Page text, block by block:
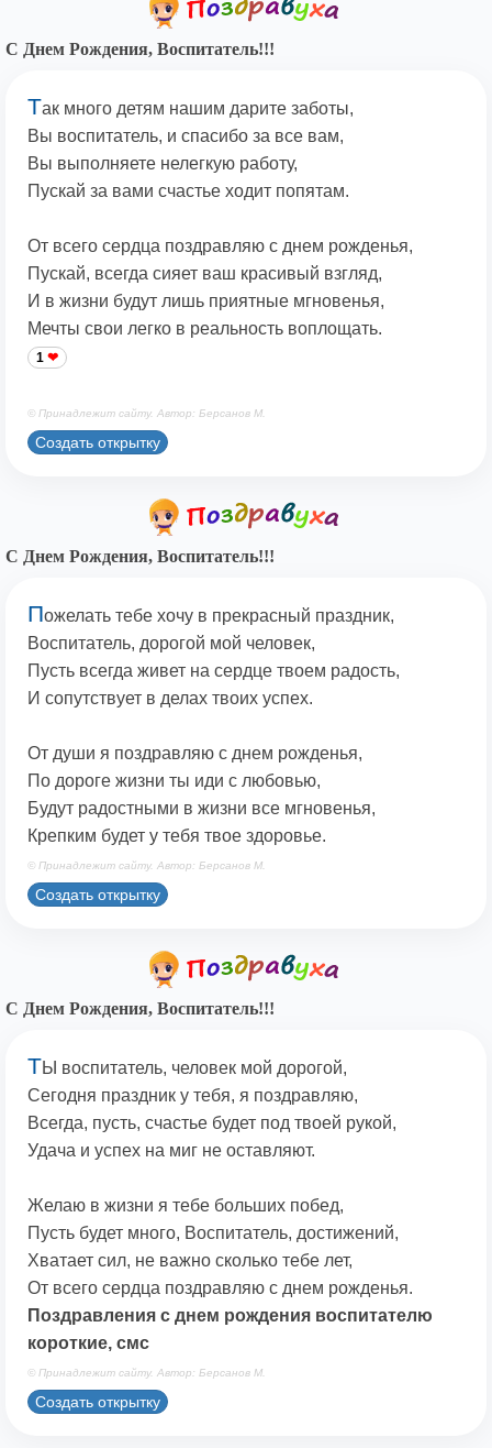
С Днем Рождения, Воспитатель!!!
Так много детям нашим дарите заботы,
Вы воспитатель, и спасибо за все вам,
Вы выполняете нелегкую работу,
Пускай за вами счастье ходит попятам.
От всего сердца поздравляю с днем рожденья,
Пускай, всегда сияет ваш красивый взгляд,
И в жизни будут лишь приятные мгновенья,
Мечты свои легко в реальность воплощать.
1
© Принадлежит сайту. Автор: Берсанов М.
Создать открытку
С Днем Рождения, Воспитатель!!!
Пожелать тебе хочу в прекрасный праздник,
Воспитатель, дорогой мой человек,
Пусть всегда живет на сердце твоем радость,
И сопутствует в делах твоих успех.
От души я поздравляю с днем рожденья,
По дороге жизни ты иди с любовью,
Будут радостными в жизни все мгновенья,
Крепким будет у тебя твое здоровье.
© Принадлежит сайту. Автор: Берсанов М.
Создать открытку
С Днем Рождения, Воспитатель!!!
ТЫ воспитатель, человек мой дорогой,
Сегодня праздник у тебя, я поздравляю,
Всегда, пусть, счастье будет под твоей рукой,
Удача и успех на миг не оставляют.
Желаю в жизни я тебе больших побед,
Пусть будет много, Воспитатель, достижений,
Хватает сил, не важно сколько тебе лет,
От всего сердца поздравляю с днем рожденья.
Поздравления с днем рождения воспитателю
короткие, смс
© Принадлежит сайту. Автор: Берсанов М.
Создать открытку